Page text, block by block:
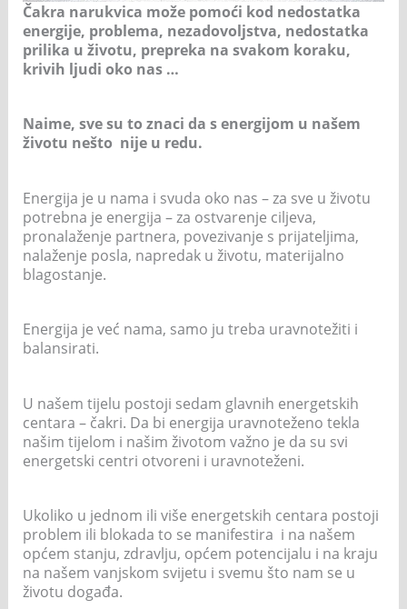
Čakra narukvica može pomoći kod nedostatka
energije, problema, nezadovoljstva, nedostatka
prilika u životu, prepreka na svakom koraku,
krivih ljudi oko nas …
Naime, sve su to znaci da s energijom u našem
životu nešto nije u redu.
Energija je u nama i svuda oko nas – za sve u životu
potrebna je energija – za ostvarenje ciljeva,
pronalaženje partnera, povezivanje s prijateljima,
nalaženje posla, napredak u životu, materijalno
blagostanje.
Energija je već nama, samo ju treba uravnotežiti i
balansirati.
U našem tijelu postoji sedam glavnih energetskih
centara – čakri. Da bi energija uravnoteženo tekla
našim tijelom i našim životom važno je da su svi
energetski centri otvoreni i uravnoteženi.
Ukoliko u jednom ili više energetskih centara postoji
problem ili blokada to se manifestira i na našem
općem stanju, zdravlju, općem potencijalu i na kraju
na našem vanjskom svijetu i svemu što nam se u
životu događa.